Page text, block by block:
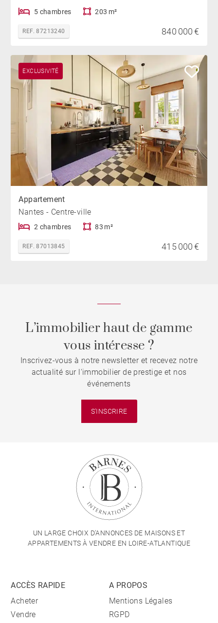
5 chambres 203 m²
REF. 87213240 840 000 €
EXCLUSIVITÉ
Appartement
Nantes - Centre-ville
2 chambres 83 m²
REF. 87013845 415 000 €
L’immobilier haut de gamme
vous intéresse ?
Inscrivez-vous à notre newsletter et recevez notre
actualité sur l'immobilier de prestige et nos
événements
S'INSCRIRE
UN LARGE CHOIX D'ANNONCES DE MAISONS ET
APPARTEMENTS À VENDRE EN LOIRE-ATLANTIQUE
ACCÈS RAPIDE
Acheter
Vendre
A PROPOS
Mentions Légales
RGPD